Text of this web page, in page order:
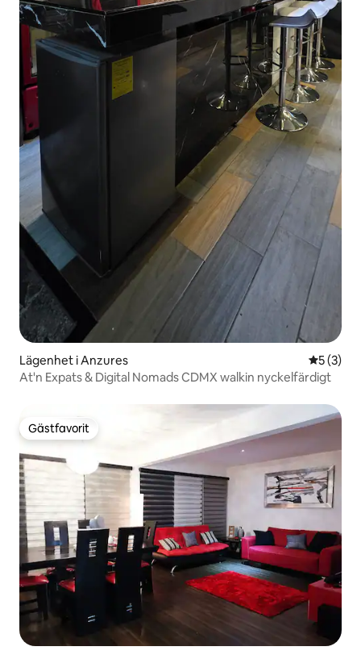
Lägenhet i Anzures 5 av 5 i
5 (3)
At'n Expats & Digital Nomads CDMX walkin nyckelfärdigt
Gästfavorit
Gästfavorit